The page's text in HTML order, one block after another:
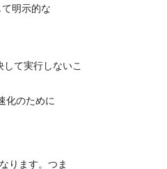
て実行しないこ
化のために
ります。つま